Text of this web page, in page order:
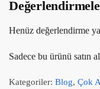
Henüz değerlendirme
Sadece bu ürünü satın
Kategoriler: Blog, Çok